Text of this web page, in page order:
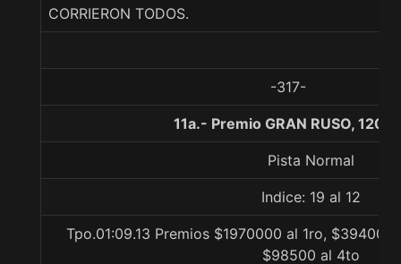
CORRIERON TODOS.
-317-
11a.- Premio GRAN RUSO,
Pista Normal
Indice: 19 al 12
Tpo.01:09.13 Premios $1970000 al 1ro,
$98500 al 4to